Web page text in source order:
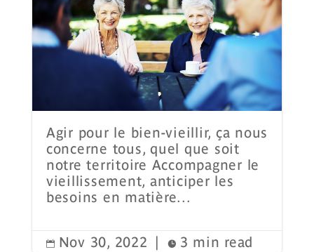
Agir pour le bien-vieillir, ça nous
concerne tous, quel que soit
notre territoire Accompagner le
vieillissement, anticiper les
besoins en matière...
 Nov 30, 2022 |  3 min read